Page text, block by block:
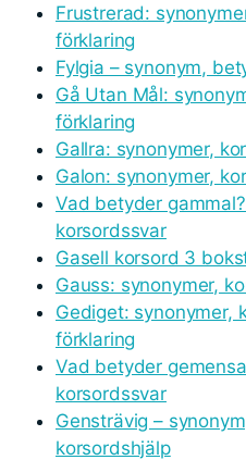
Frustrerad:
förklaring
Fylgia – synonym,
Gå Utan Mål:
förklaring
Gallra: synonymer,
Galon: synonymer,
Vad betyder
korsordssvar
Gasell korsord 3
Gauss: synonymer,
Gediget: synonymer,
förklaring
Vad betyder
korsordssvar
Gensträvig –
korsordshjälp